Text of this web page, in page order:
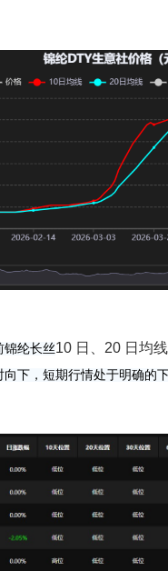
锦纶长丝10 日、20 日均
下，短期行情处于明确的